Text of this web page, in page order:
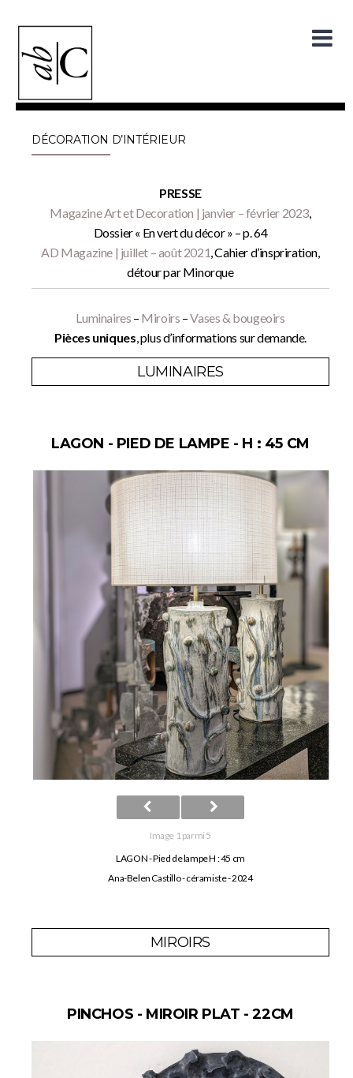
content
DÉCORATION D’INTÉRIEUR
PRESSE
Magazine Art et Decoration | janvier – février 2023,
Dossier « En vert du décor » – p. 64
AD Magazine | juillet – août 2021, Cahier d’inspriration,
détour par Minorque
Luminaires – Miroirs –Vases & bougeoirs
Pièces uniques, plus d’informations sur demande.
LUMINAIRES
LAGON - PIED DE LAMPE - H : 45 CM
Image 1 parmi 5
LAGON - Pied de lampe H : 45 cm
Ana-Belen Castillo - céramiste - 2024
MIROIRS
PINCHOS - MIROIR PLAT - 22CM